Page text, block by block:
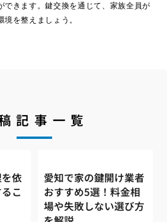
できます。鍵交換を通じて、家族全員が
を整えましょう。
記事一覧
依
こ
愛知で家の鍵開け業者
おすすめ5選！料金相
場や失敗しない選び方